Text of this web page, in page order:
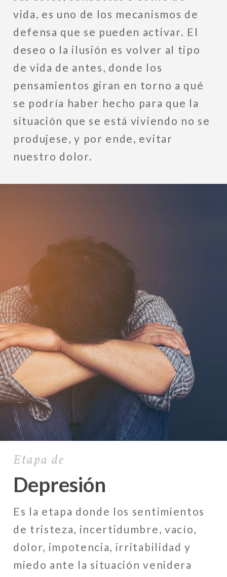
vida, es uno de los mecanismos de
defensa que se pueden activar. El
deseo o la ilusión es volver al tipo
de vida de antes, donde los
pensamientos giran en torno a qué
se podría haber hecho para que la
situación que se está viviendo no se
produjese, y por ende, evitar
nuestro dolor.
Etapa de
Depresión
Es la etapa donde los sentimientos
de tristeza, incertidumbre, vacío,
dolor, impotencia, irritabilidad y
miedo ante la situación venidera